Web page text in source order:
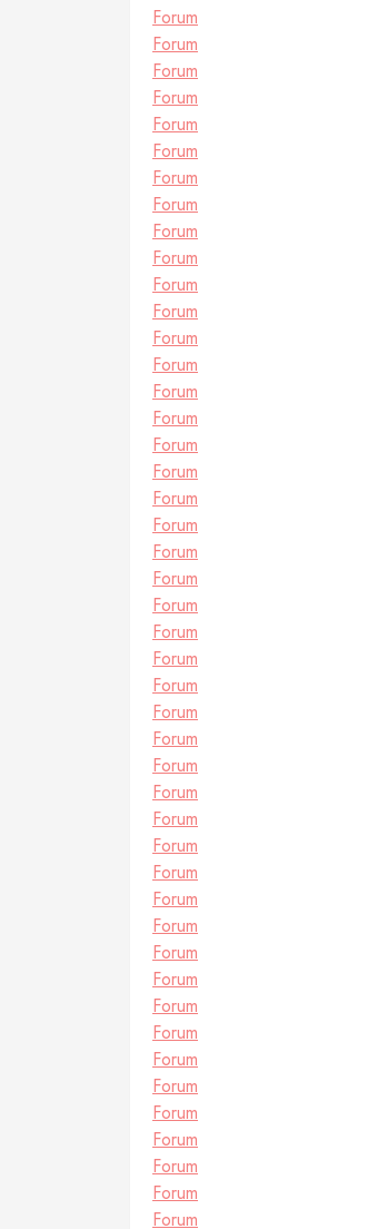
Forum
Forum
Forum
Forum
Forum
Forum
Forum
Forum
Forum
Forum
Forum
Forum
Forum
Forum
Forum
Forum
Forum
Forum
Forum
Forum
Forum
Forum
Forum
Forum
Forum
Forum
Forum
Forum
Forum
Forum
Forum
Forum
Forum
Forum
Forum
Forum
Forum
Forum
Forum
Forum
Forum
Forum
Forum
Forum
Forum
Forum